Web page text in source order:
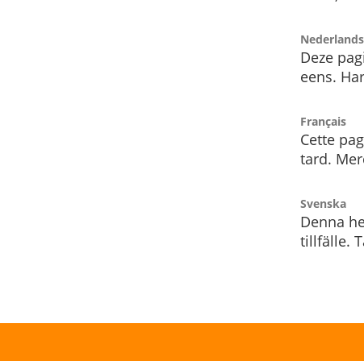
Nederlands
Deze
eens.
Français
Cette
tard.
Svenska
Denna
tillfälle.